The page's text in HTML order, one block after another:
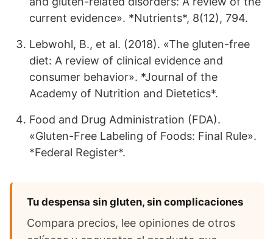
current evidence». *Nutrients*, 8(12), 794.
Lebwohl, B., et al. (2018). «The gluten-free
diet: A review of clinical evidence and
consumer behavior». *Journal of the
Academy of Nutrition and Dietetics*.
Food and Drug Administration (FDA).
«Gluten-Free Labeling of Foods: Final Rule».
*Federal Register*.
Tu despensa sin gluten, sin complicaciones
Compara precios, lee opiniones de otros